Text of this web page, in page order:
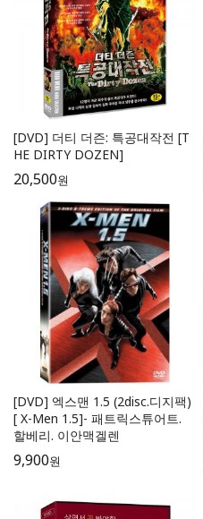
[DVD] 더티 더즌: 특공대작전 [T
HE DIRTY DOZEN]
20,500원
[DVD] 엑스맨 1.5 (2disc.디지팩)
[ X-Men 1.5]- 패트릭스튜어트.
할베리. 이안맥겔렌
9,900원